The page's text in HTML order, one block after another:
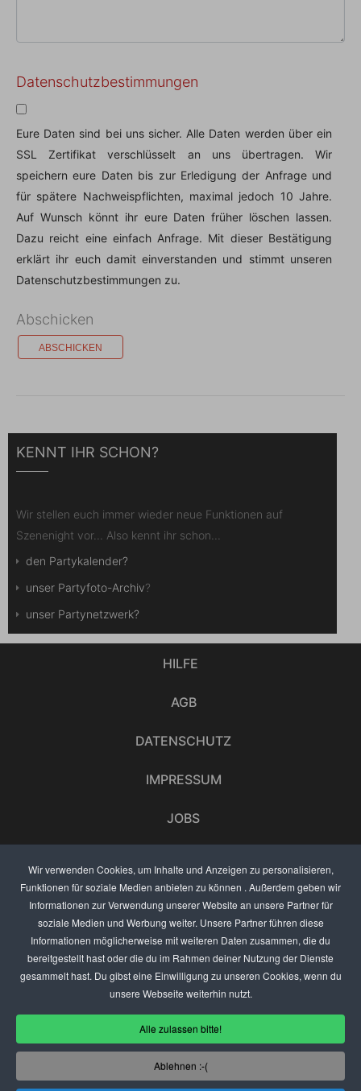
Wir verwenden Cookies, um Inhalte und Anzeigen zu personalisieren,
Funktionen für soziale Medien anbieten zu können . Außerdem geben wir
Informationen zur Verwendung unserer Website an unsere Partner für
soziale Medien und Werbung weiter. Unsere Partner führen diese
Informationen möglicherweise mit weiteren Daten zusammen, die du
bereitgestellt hast oder die du im Rahmen deiner Nutzung der Dienste
gesammelt hast. Du gibst eine Einwilligung zu unseren Cookies, wenn du
unsere Webseite weiterhin nutzt.
Alle zulassen bitte!
Ablehnen :-(
Datenschutzbestimmungen
Eure Daten sind bei uns sicher. Alle Daten werden über ein
SSL Zertifikat verschlüsselt an uns übertragen. Wir
speichern eure Daten bis zur Erledigung der Anfrage und
für spätere Nachweispflichten, maximal jedoch 10 Jahre.
Auf Wunsch könnt ihr eure Daten früher löschen lassen.
Dazu reicht eine einfach Anfrage. Mit dieser Bestätigung
erklärt ihr euch damit einverstanden und stimmt unseren
Datenschutzbestimmungen zu.
Abschicken
ABSCHICKEN
KENNT IHR SCHON?
Wir stellen euch immer wieder neue Funktionen auf
Szenenight vor... Also kennt ihr schon...
den Partykalender?
unser Partyfoto-Archiv?
unser Partynetzwerk?
HILFE
AGB
DATENSCHUTZ
IMPRESSUM
JOBS
ANZEIGEN PREISE
BEWERTET UNS
KONTAKT
THEMENVORSCHLAG
DEIN LOKAL VORSTELLEN